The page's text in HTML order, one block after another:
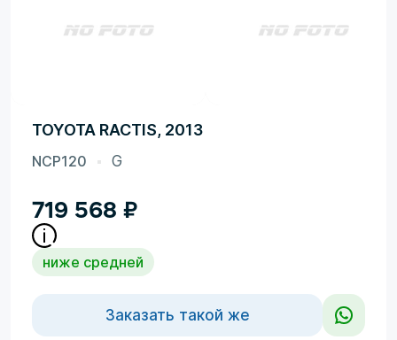
TOYOTA RACTIS, 2013
NCP120 G
719 568 ₽
ниже средней
Заказать такой же